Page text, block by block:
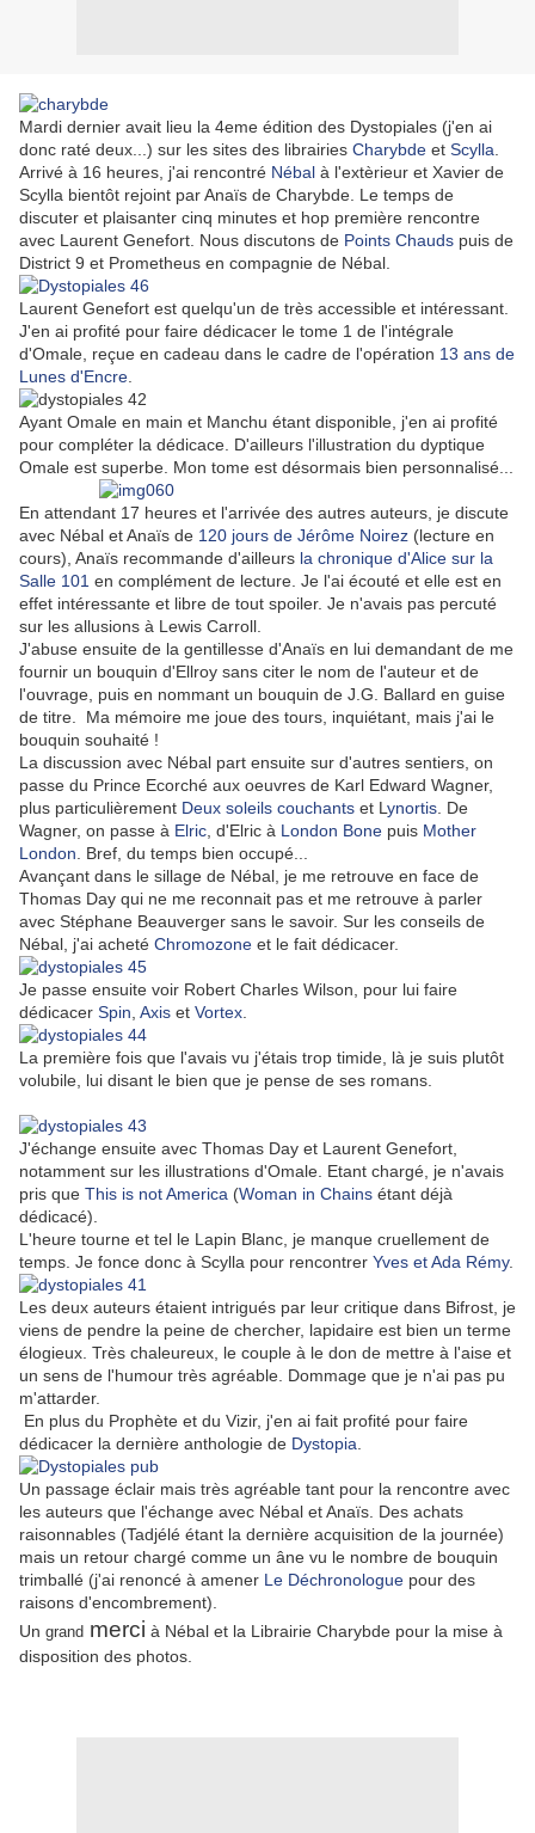
Mardi dernier avait lieu la 4eme édition des Dystopiales (j'en ai
donc raté deux...) sur les sites des librairies Charybde et Scylla
Arrivé à 16 heures, j'ai rencontré Nébal à l'extèrieur et Xavier de
Scylla bientôt rejoint par Anaïs de Charybde. Le temps de
discuter et plaisanter cinq minutes et hop première rencontre
avec Laurent Genefort. Nous discutons de Points Chauds puis de
District 9 et Prometheus en compagnie de Nébal.
Laurent Genefort est quelqu'un de très accessible et intéressant.
J'en ai profité pour faire dédicacer le tome 1 de l'intégrale
d'Omale, reçue en cadeau dans le cadre de l'opération 13 ans de
Lunes d'Encre
Ayant Omale en main et Manchu étant disponible, j'en ai profité
pour compléter la dédicace. D'ailleurs l'illustration du dyptique
Omale est superbe. Mon tome est désormais bien personnalisé...
En attendant 17 heures et l'arrivée des autres auteurs, je discute
avec Nébal et Anaïs de 120 jours de Jérôme Noirez (lecture en
cours), Anaïs recommande d'ailleurs la chronique d'Alice sur la
Salle 101 en complément de lecture. Je l'ai écouté et elle est en
effet intéressante et libre de tout spoiler. Je n'avais pas percuté
sur les allusions à Lewis Carroll.
J'abuse ensuite de la gentillesse d'Anaïs en lui demandant de me
fournir un bouquin d'Ellroy sans citer le nom de l'auteur et de
l'ouvrage, puis en nommant un bouquin de J.G. Ballard en guise
de titre. Ma mémoire me joue des tours, inquiétant, mais j'ai le
bouquin souhaité !
La discussion avec Nébal part ensuite sur d'autres sentiers, on
passe du Prince Ecorché aux oeuvres de Karl Edward Wagner,
plus particulièrement Deux soleils couchants et L ynortis . De
Wagner, on passe à Elric , d'Elric à London Bone puis Mother
London . Bref, du temps bien occupé...
Avançant dans le sillage de Nébal, je me retrouve en face de
Thomas Day qui ne me reconnait pas et me retrouve à parler
avec Stéphane Beauverger sans le savoir. Sur les conseils de
Nébal, j'ai acheté Chromozone et le fait dédicacer.
Je passe ensuite voir Robert Charles Wilson, pour lui faire
dédicacer Spin Axis et Vortex
La première fois que l'avais vu j'étais trop timide, là je suis plutôt
volubile, lui disant le bien que je pense de ses romans.
J'échange ensuite avec Thomas Day et Laurent Genefort,
notamment sur les illustrations d'Omale. Etant chargé, je n'avais
pris que This is not America (Woman in Chains étant déjà
dédicacé).
L'heure tourne et tel le Lapin Blanc, je manque cruellement de
temps. Je fonce donc à Scylla pour rencontrer Yves et Ada Rémy.
Les deux auteurs étaient intrigués par leur critique dans Bifrost, je
viens de pendre la peine de chercher, lapidaire est bien un terme
élogieux. Très chaleureux, le couple à le don de mettre à l'aise et
un sens de l'humour très agréable. Dommage que je n'ai pas pu
m'attarder.
En plus du Prophète et du Vizir, j'en ai fait profité pour faire
dédicacer la dernière anthologie de Dystopia
Un passage éclair mais très agréable tant pour la rencontre avec
les auteurs que l'échange avec Nébal et Anaïs. Des achats
raisonnables (Tadjélé étant la dernière acquisition de la journée)
mais un retour chargé comme un âne vu le nombre de bouquin
trimballé (j'ai renoncé à amener Le Déchronologue pour des
raisons d'encombrement).
Un grand merci à Nébal et la Librairie Charybde pour la mise à
disposition des photos.